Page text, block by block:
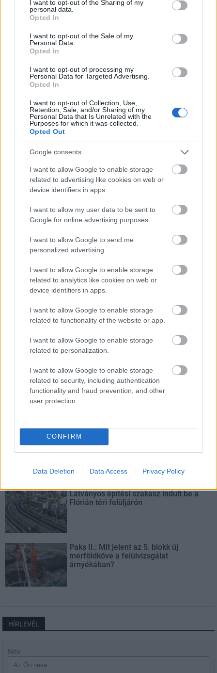
not limited to your visit or usage behaviour. You may click to
grant or deny consent to Google and its third-party tags to
use your data for below specified purposes in below Google
consent section.
I want to opt-out of the Sharing of my
personal data.
Opted In
I want to opt-out of the Sale of my
Personal Data.
Opted In
I want to opt-out of processing my
Personal Data for Targeted Advertising.
Opted In
I want to opt-out of Collection, Use,
Retention, Sale, and/or Sharing of my
Personal Data that Is Unrelated with the
Purposes for which it was collected.
Opted Out
Google consents
I want to allow Google to enable storage
related to advertising like cookies on web or
device identifiers in apps.
I want to allow my user data to be sent to
Google for online advertising purposes.
I want to allow Google to send me
personalized advertising.
I want to allow Google to enable storage
related to analytics like cookies on web or
device identifiers in apps.
I want to allow Google to enable storage
related to functionality of the website or app.
I want to allow Google to enable storage
related to personalization.
I want to allow Google to enable storage
related to security, including authentication
functionality and fraud prevention, and other
user protection.
CONFIRM
Data Deletion Data Access Privacy Policy
energiakrízis kezelésére
MAGYAR ÉPÍTŐK
M1 bővítés: már zajlik a teljesen új Bicske Kelet
Tizenegy meglévő csomópontot korszerűsít és négy új,
különszintű csomópontot hoz létre az MKIF az M1-es
Új gyalogosátkelők és jelzőlámpás
csomópont épül Angyalföldön
Másfélszeresére bővítik
Látványos építési szakasz indult be a
Flórián téri felüljárón
Paks II.: Mit jelent az 5. blokk új
mérföldköve a felülvizsgálat
árnyékában?
HÍRLEVÉL
Név